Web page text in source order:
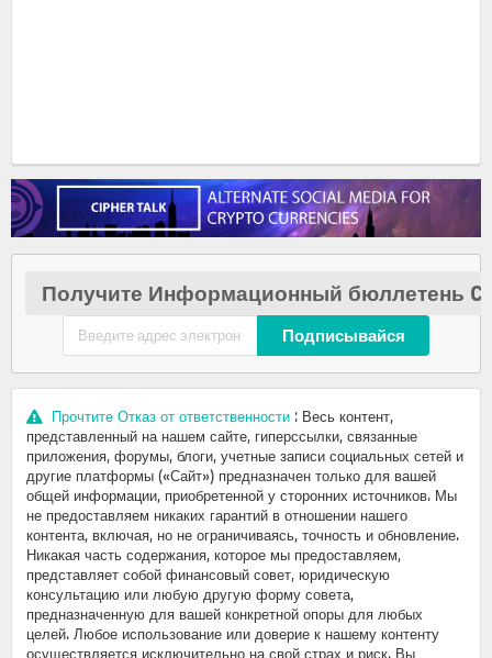
Получите Информационный бюллетень
Подписывайся
Прочтите Отказ от ответственности : Весь контент,
представленный на нашем сайте, гиперссылки, связанные
приложения, форумы, блоги, учетные записи социальных сетей и
другие платформы («Сайт») предназначен только для вашей
общей информации, приобретенной у сторонних источников. Мы
не предоставляем никаких гарантий в отношении нашего
контента, включая, но не ограничиваясь, точность и обновление.
Никакая часть содержания, которое мы предоставляем,
представляет собой финансовый совет, юридическую
консультацию или любую другую форму совета,
предназначенную для вашей конкретной опоры для любых
целей. Любое использование или доверие к нашему контенту
осуществляется исключительно на свой страх и риск. Вы